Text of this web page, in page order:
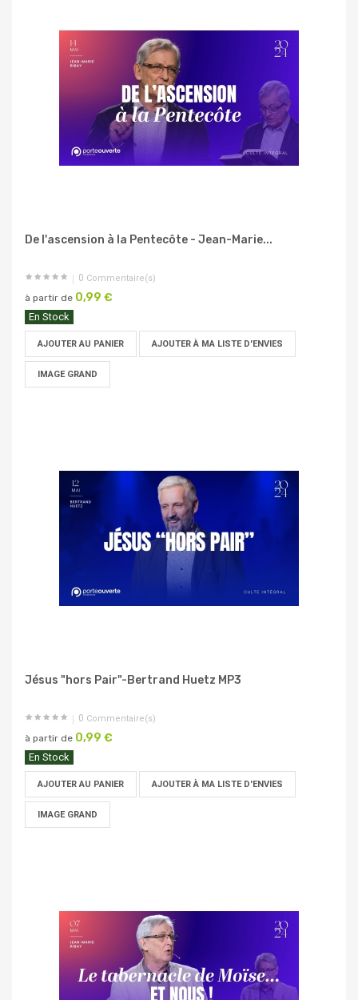
De l'ascension à la Pentecôte - Jean-Marie...
0 Commentaire(s)
à partir de 0,99 €
En Stock
AJOUTER AU PANIER AJOUTER À MA LISTE D'ENVIES
IMAGE GRAND
Jésus "hors Pair"-Bertrand Huetz MP3
0 Commentaire(s)
à partir de 0,99 €
En Stock
AJOUTER AU PANIER AJOUTER À MA LISTE D'ENVIES
IMAGE GRAND